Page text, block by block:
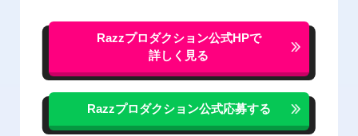
Razzプロダクション公式HPで
詳しく見る
Razzプロダクション公式応募する